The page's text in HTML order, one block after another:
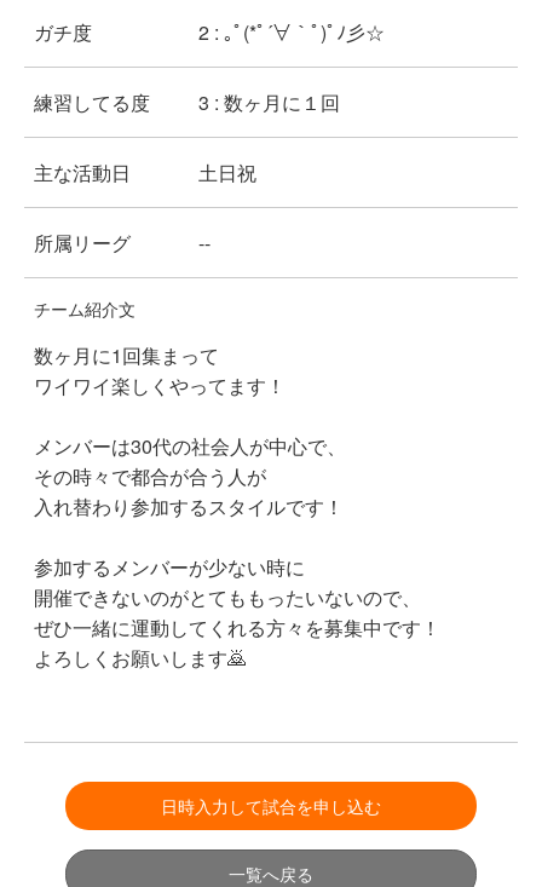
ガチ度 2 : ｡ﾟ(*ﾟ´∀｀ﾟ)ﾟﾉ彡☆
練習してる度 3 : 数ヶ月に１回
主な活動日 土日祝
所属リーグ --
チーム紹介文
数ヶ月に1回集まって
ワイワイ楽しくやってます！
メンバーは30代の社会人が中心で、
その時々で都合が合う人が
入れ替わり参加するスタイルです！
参加するメンバーが少ない時に
開催できないのがとてももったいないので、
ぜひ一緒に運動してくれる方々を募集中です！
よろしくお願いします🙇
日時入力して試合を申し込む
一覧へ戻る